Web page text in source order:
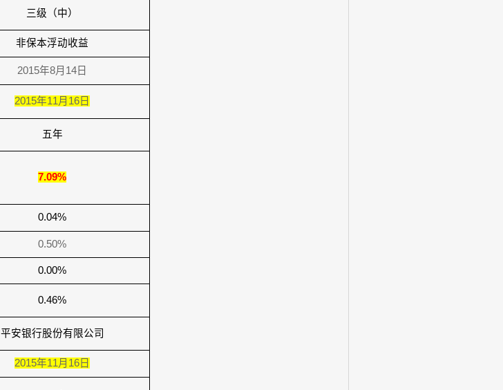
三级（中）
非保本浮动收益
2015年8月 14日
2015年11 月 16日
五年
7.09%
0.04%
0.50%
0.00%
0.46%
平安银行股份有限公司
2015年11 月 16日